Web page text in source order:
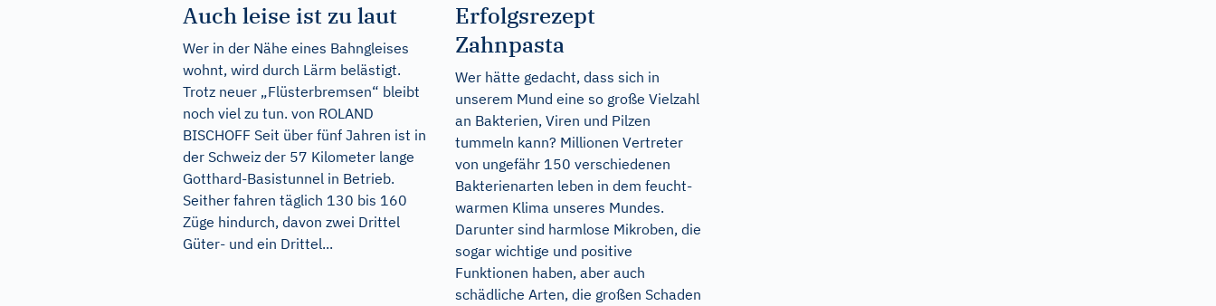
Auch leise ist zu laut
Wer in der Nähe eines Bahngleises
wohnt, wird durch Lärm belästigt.
Trotz neuer „Flüsterbremsen“ bleibt
noch viel zu tun. von ROLAND
BISCHOFF Seit über fünf Jahren ist in
der Schweiz der 57 Kilometer lange
Gotthard-Basistunnel in Betrieb.
Seither fahren täglich 130 bis 160
Züge hindurch, davon zwei Drittel
Güter- und ein Drittel...
Erfolgsrezept
Zahnpasta
Wer hätte gedacht, dass sich in
unserem Mund eine so große Vielzahl
an Bakterien, Viren und Pilzen
tummeln kann? Millionen Vertreter
von ungefähr 150 verschiedenen
Bakterienarten leben in dem feucht-
warmen Klima unseres Mundes.
Darunter sind harmlose Mikroben, die
sogar wichtige und positive
Funktionen haben, aber auch
schädliche Arten, die großen Schaden